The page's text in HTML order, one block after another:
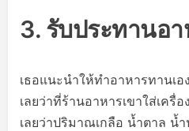
3. รับประทานอ
เธอแนะนำให้ทำอาหารทานเอ
เลยว่าที่ร้านอาหารเขาใส่เครื่
เลยว่าปริมาณเกลือ น้ำตาล น้